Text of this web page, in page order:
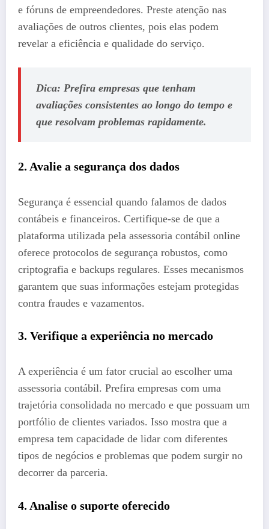
e fóruns de empreendedores. Preste atenção nas
avaliações de outros clientes, pois elas podem
revelar a eficiência e qualidade do serviço.
Dica: Prefira empresas que tenham
avaliações consistentes ao longo do tempo e
que resolvam problemas rapidamente.
2. Avalie a segurança dos dados
Segurança é essencial quando falamos de dados
contábeis e financeiros. Certifique-se de que a
plataforma utilizada pela assessoria contábil online
oferece protocolos de segurança robustos, como
criptografia e backups regulares. Esses mecanismos
garantem que suas informações estejam protegidas
contra fraudes e vazamentos.
3. Verifique a experiência no mercado
A experiência é um fator crucial ao escolher uma
assessoria contábil. Prefira empresas com uma
trajetória consolidada no mercado e que possuam um
portfólio de clientes variados. Isso mostra que a
empresa tem capacidade de lidar com diferentes
tipos de negócios e problemas que podem surgir no
decorrer da parceria.
4. Analise o suporte oferecido